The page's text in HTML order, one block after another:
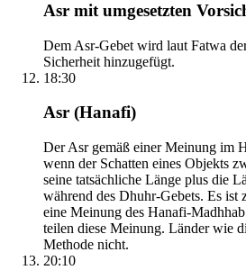
Asr mit umgesetzten
Dem Asr-Gebet wird laut Fatwa
Sicherheit hinzugefügt.
18:30
Asr (Hanafi)
Der Asr gemäß einer Meinung im
wenn der Schatten eines Objekts
seine tatsächliche Länge plus die
während des Dhuhr-Gebets. Es ist
eine Meinung des Hanafi-
teilen diese Meinung. Länder wie
Methode nicht.
20:10